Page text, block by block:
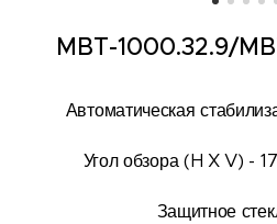
MBT-1000.32.9/
Автоматическая
Угол обзора (H X V) -
Защитное